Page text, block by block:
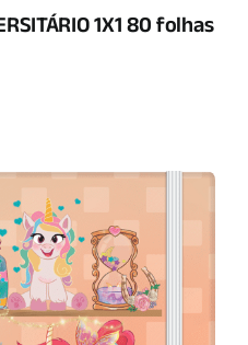
1X1 80 folhas